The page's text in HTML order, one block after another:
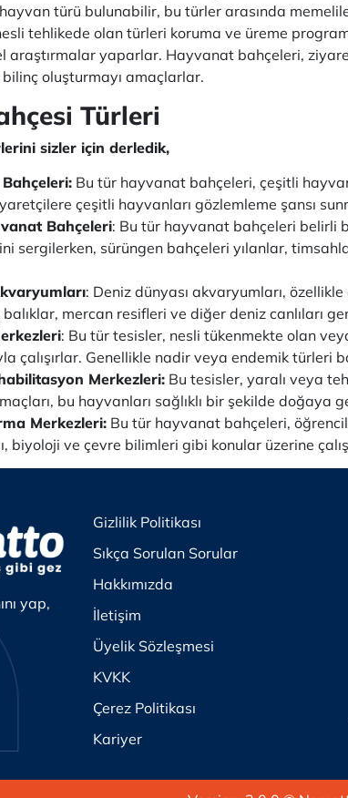
türü bulunabilir, bu türler arasında
tehlikede olan türleri koruma ve üreme
araştırmalar yaparlar. Hayvanat bahçeleri,
oluşturmayı amaçlarlar.
Türleri
sizler için derledik,
Bu tür hayvanat bahçeleri, çeşitli
çeşitli hayvanları gözlemleme şansı
Bahçeleri: Bu tür hayvanat bahçeleri belirli
sergilerken, sürüngen bahçeleri yılanlar,
: Deniz dünyası akvaryumları,
mercan resifleri ve diğer deniz canlıları
: Bu tür tesisler, nesli tükenmekte olan
çalışırlar. Genellikle nadir veya endemik türleri
Merkezleri: Bu tesisler, yaralı veya
bu hayvanları sağlıklı bir şekilde doğaya
Merkezleri: Bu tür hayvanat bahçeleri,
biyoloji ve çevre bilimleri gibi konular üzerine
yap,
Gizlilik Politikası
Sıkça Sorulan Sorular
Hakkımızda
İletişim
Üyelik Sözleşmesi
KVKK
Çerez Politikası
Kariyer